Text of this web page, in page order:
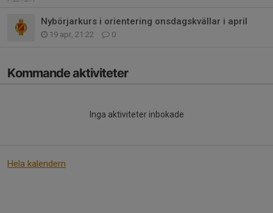
Nybörjarkurs i orientering onsdagskvällar i april
19 apr, 21:22 0
Kommande aktiviteter
Inga aktiviteter inbokade
Hela kalendern